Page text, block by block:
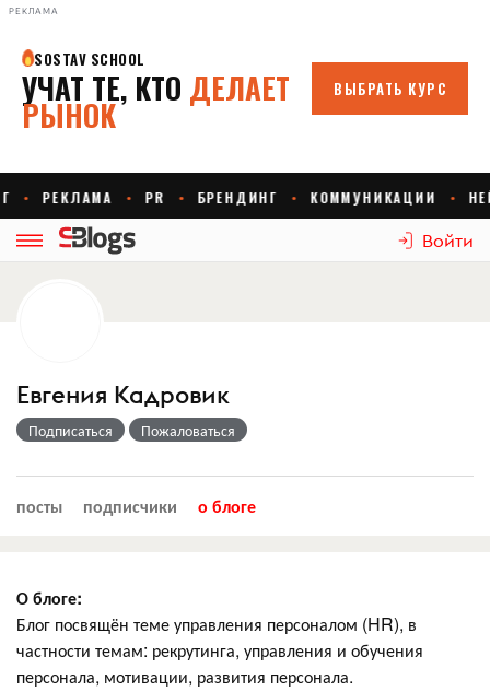
РЕКЛАМА
Войти
Евгения Кадровик
Подписаться Пожаловаться
посты подписчики о блоге
О блоге:
Блог посвящён теме управления персоналом (HR), в
частности темам: рекрутинга, управления и обучения
персонала, мотивации, развития персонала.